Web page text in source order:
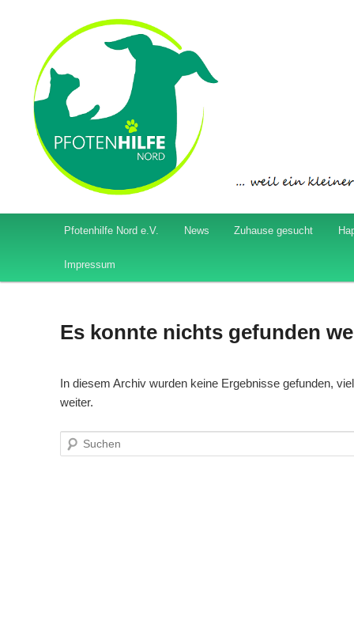
Pfotenhilfe Nord
Hilfe für Hunde und Katzen
Zum
Inhalt
Zum
sekundären
Pfotenhilfe Nord e.V. News Zuhause gesucht
Impressum
Es konnte nichts gefunden
In diesem Archiv wurden keine Ergebnisse gefunden,
weiter.
Suchen